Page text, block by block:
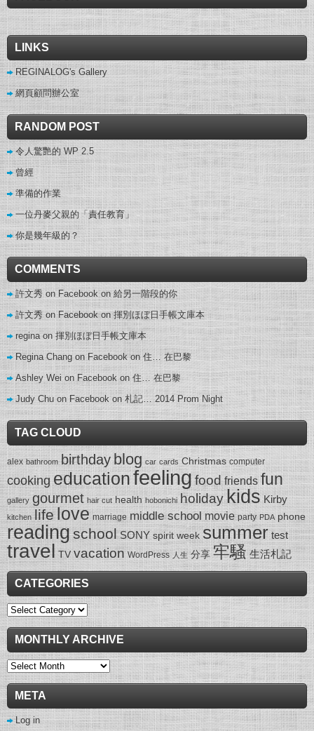
LINKS
REGINALOG's Gallery
網頁顧問辦公室
RANDOM POST
令人驚艷的 WP 2.5
曾經
準備的作業
一位丹麥父親的「責任教育」
你是幾年級的？
COMMENTS
許文秀 on Facebookon給另一階段的你
許文秀 on Facebookon揮別ほぼ日手帳文庫本
reginaon揮別ほぼ日手帳文庫本
Regina Chang on Facebookon住… 在巴黎
Ashley Wei on Facebookon住… 在巴黎
Judy Chu on Facebookon札記… 2014 Prom Night
TAG CLOUD
alex bathroom birthdayblog car cards Christmas computer
cooking educationfeelingfood friends fun
gallery gourmet hair cut health hobonichi holidaykids Kirby
kitchen lifelove marriage middle school movie party PDA phone
reading school SONY spirit week summer test
travel TV vacation WordPress 人生 分享 牢騷 生活札記
CATEGORIES
Categories
MONTHLY ARCHIVE
Monthly
Archive
META
Log in